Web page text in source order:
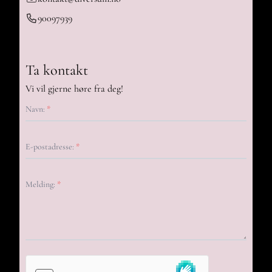
90097939
Ta kontakt
Vi vil gjerne høre fra deg!
Navn: *
E-postadresse: *
Melding: *